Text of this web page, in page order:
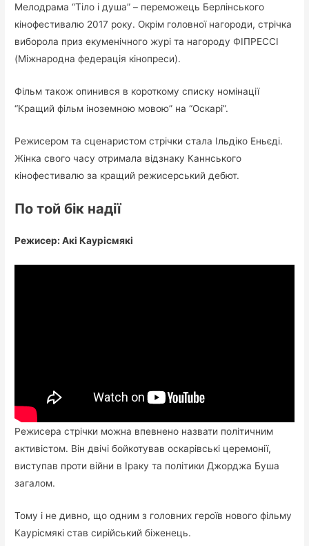
Мелодрама “Тіло і душа” – переможець Берлінського
кінофестивалю 2017 року. Окрім головної нагороди, стрічка
виборола приз екуменічного журі та нагороду ФІПРЕССІ
(Міжнародна федерація кінопреси).
Фільм також опинився в короткому списку номінації
“Кращий фільм іноземною мовою” на “Оскарі”.
Режисером та сценаристом стрічки стала Ільдіко Еньєді.
Жінка свого часу отримала відзнаку Каннського
кінофестивалю за кращий режисерський дебют.
По той бік надії
Режисер: Акі Каурісмякі
Режисера стрічки можна впевнено назвати політичним
активістом. Він двічі бойкотував оскарівські церемонії,
виступав проти війни в Іраку та політики Джорджа Буша
загалом.
Тому і не дивно, що одним з головних героїв нового фільму
Каурісмякі став сирійський біженець.